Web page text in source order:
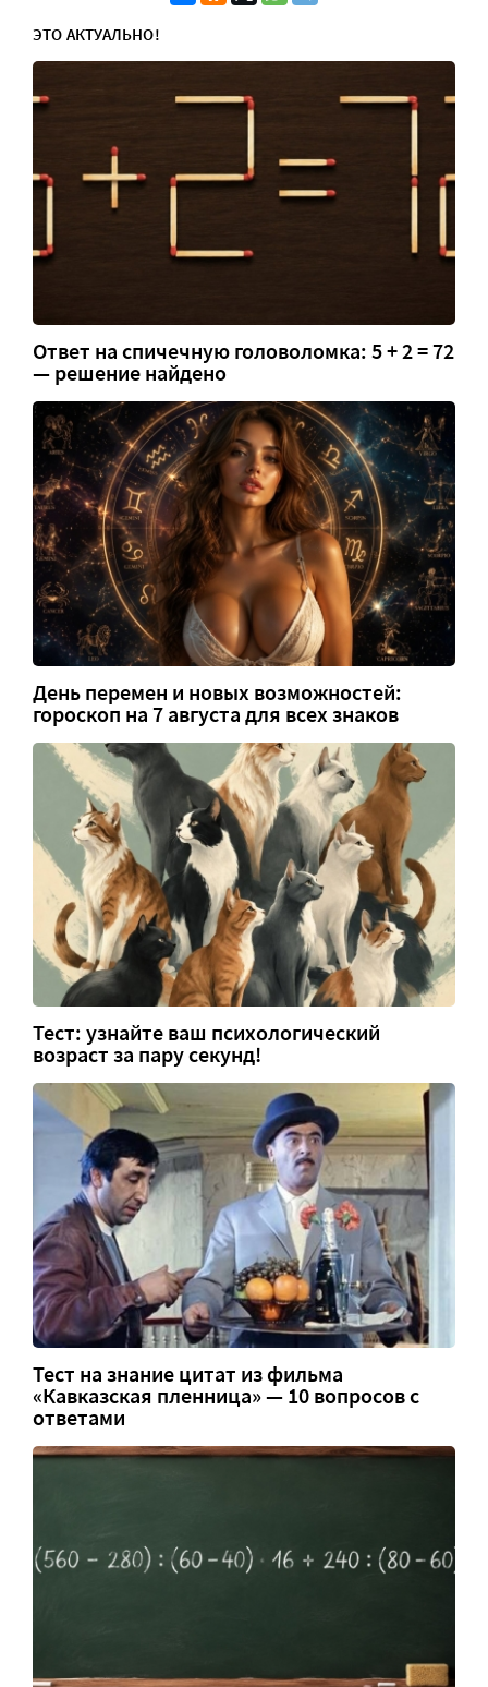
ЭТО АКТУАЛЬНО!
Ответ на спичечную головоломка: 5 + 2 = 72
— решение найдено
День перемен и новых возможностей:
гороскоп на 7 августа для всех знаков
Тест: узнайте ваш психологический
возраст за пару секунд!
Тест на знание цитат из фильма
«Кавказская пленница» — 10 вопросов с
ответами